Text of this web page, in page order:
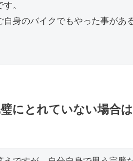
。
自身のバイクでもやった事があ
にとれていない場合